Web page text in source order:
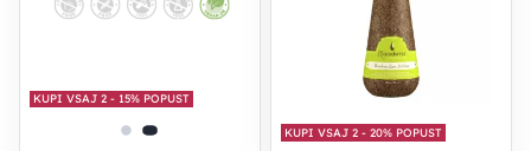
KUPI VSAJ 2 - 15% POPUST
KUPI VSAJ 2 - 20% POPUST